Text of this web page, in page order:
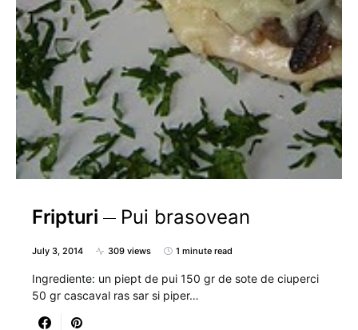
Fripturi Pui brasovean
July 3, 2014 309 views 1 minute read
Ingrediente: un piept de pui 150 gr de sote de ciuperci
50 gr cascaval ras sar si piper…